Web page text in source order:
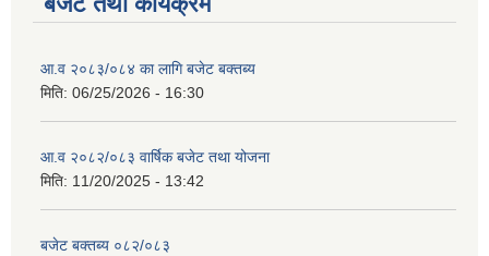
आ.व २०८३/०८४ का लागि बजेट बक्तब्य
मिति: 06/25/2026 - 16:30
आ.व २०८२/०८३ वार्षिक बजेट तथा योजना
मिति: 11/20/2025 - 13:42
बजेट बक्तब्य ०८२/०८३